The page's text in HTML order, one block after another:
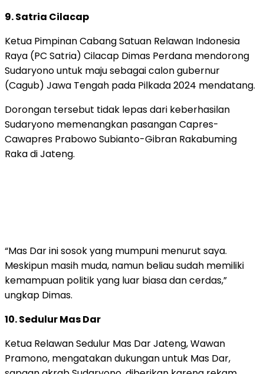
9. Satria Cilacap
Ketua Pimpinan Cabang Satuan Relawan Indonesia
Raya (PC Satria) Cilacap Dimas Perdana mendorong
Sudaryono untuk maju sebagai calon gubernur
(Cagub) Jawa Tengah pada Pilkada 2024 mendatang.
Dorongan tersebut tidak lepas dari keberhasilan
Sudaryono memenangkan pasangan Capres-
Cawapres Prabowo Subianto-Gibran Rakabuming
Raka di Jateng.
“Mas Dar ini sosok yang mumpuni menurut saya.
Meskipun masih muda, namun beliau sudah memiliki
kemampuan politik yang luar biasa dan cerdas,”
ungkap Dimas.
10. Sedulur Mas Dar
Ketua Relawan Sedulur Mas Dar Jateng, Wawan
Pramono, mengatakan dukungan untuk Mas Dar,